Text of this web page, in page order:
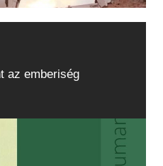
az emberiség